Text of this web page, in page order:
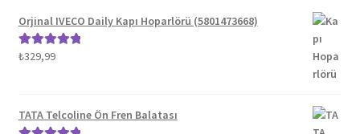
Orjinal IVECO Daily Kapı Hoparlörü (5801473668)
5 üzerinden
₺329,99
TATA Telcoline Ön Fren Balatası